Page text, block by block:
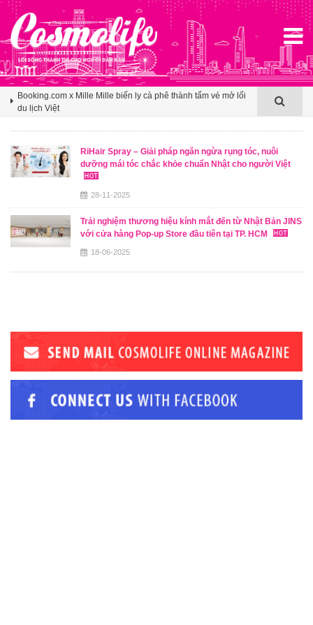
Agoda ghi nhận Việt Nam bứt phá trên bản đồ du lịch mùa hè
châu Á nhờ sức hút ngày càng lan rộng
Booking.com x Mille Mille biến ly cà phê thành tấm vé mở lối
du lịch Việt
Klook hé lộ khoảng trống cảm ơn trong văn hóa du lịch nhóm
của người Việt
Agoda ghi nhận Việt Nam bứt phá trên bản đồ du lịch mùa hè
châu Á nhờ sức hút ngày càng lan rộng
Booking.com x Mille Mille biến ly cà phê thành tấm vé mở lối
RiHair Spray – Giải pháp ngăn ngừa rụng tóc, nuôi
dưỡng mái tóc chắc khỏe chuẩn Nhật cho người Việt
28-11-2025
Trải nghiệm thương hiệu kính mắt đến từ Nhật Bản JINS
với cửa hàng Pop-up Store đầu tiên tại TP. HCM
18-06-2025